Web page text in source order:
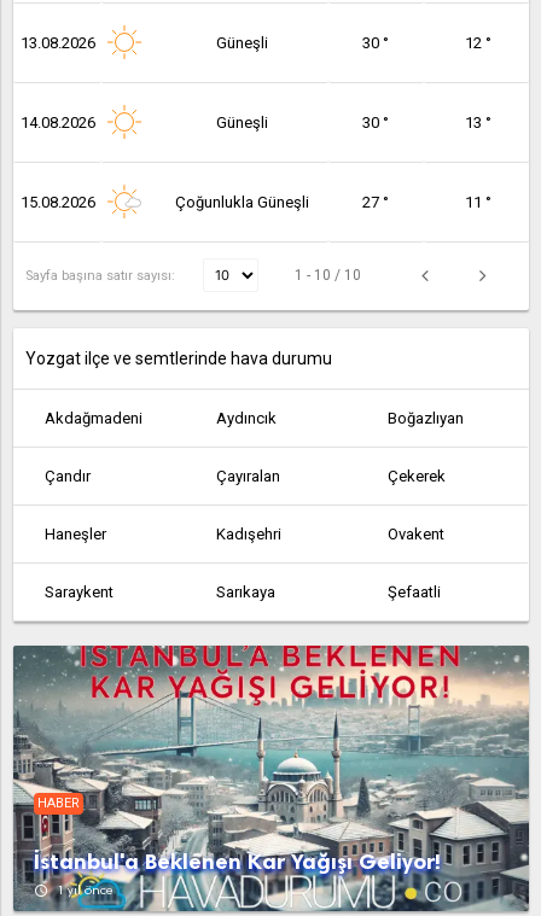
13.08.2026 Güneşli 30 ° 12 °
14.08.2026 Güneşli 30 ° 13 °
15.08.2026 Çoğunlukla Güneşli 27 ° 11 °
Sayfa başına satır sayısı: 1 - 10 / 10
Yozgat ilçe ve semtlerinde hava durumu
Akdağmadeni Aydıncık Boğazlıyan
Çandır Çayıralan Çekerek
Haneşler Kadışehri Ovakent
Saraykent Sarıkaya Şefaatli
Sorgun Uzunlu Yangı
Yenifakılı Yerköy
HABER
İstanbul'a Beklenen Kar Yağışı Geliyor!
access_time 1 yıl önce